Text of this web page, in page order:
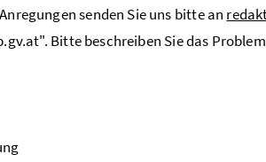
senden Sie uns bitte an
Bitte beschreiben Sie das